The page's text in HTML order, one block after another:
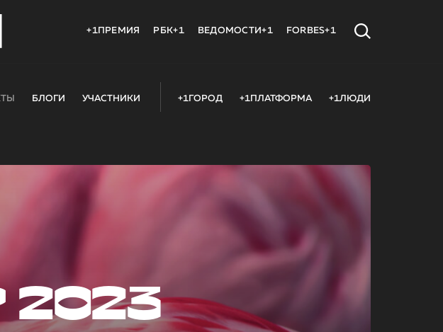
+1ПРЕМИЯ РБК+1 ВЕДОМОСТИ+1 FORBES+1
БЛОГИ УЧАСТНИКИ +1ГОРОД +1ПЛАТФОРМА +1ЛЮДИ
2023